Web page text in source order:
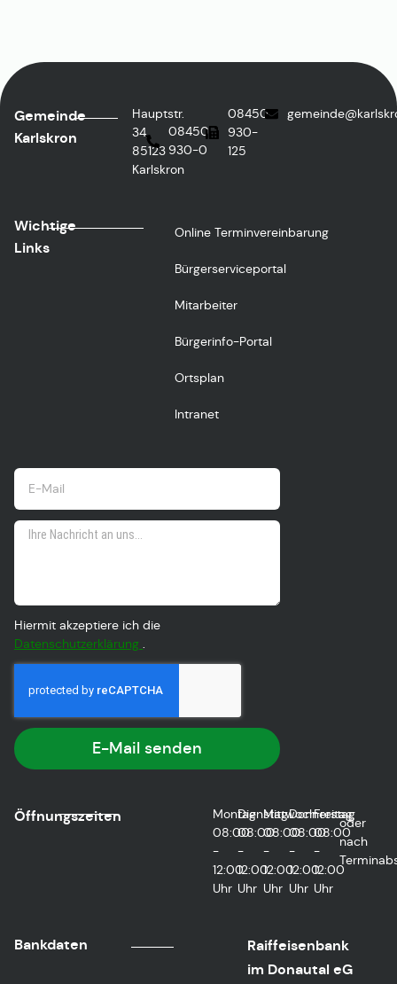
Gemeinde
Karlskron
Hauptstr.
34,
85123
Karlskron
08450
930-0
08450
930-
125
Wichtige
Links
Online Terminvereinbarung
Bürgerserviceportal
Mitarbeiter
Bürgerinfo-Portal
Ortsplan
Intranet
Hiermit akzeptiere ich die
Datenschutzerklärung .
E-Mail senden
Öffnungszeiten
Montag
08:00
-
12:00
Uhr
Dienstag
08:00
-
12:00
Uhr
Mittwoch
08:00
-
12:00
Uhr
Donnerstag
08:00
-
12:00
Uhr
Freitag
08:00
-
12:00
Uhr
oder
nach
Bankdaten
Raiffeisenbank
im Donautal eG